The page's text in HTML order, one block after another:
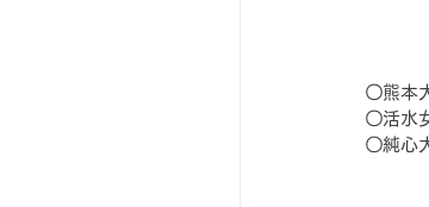
A特
B特
〇熊本
〇活水
〇純心